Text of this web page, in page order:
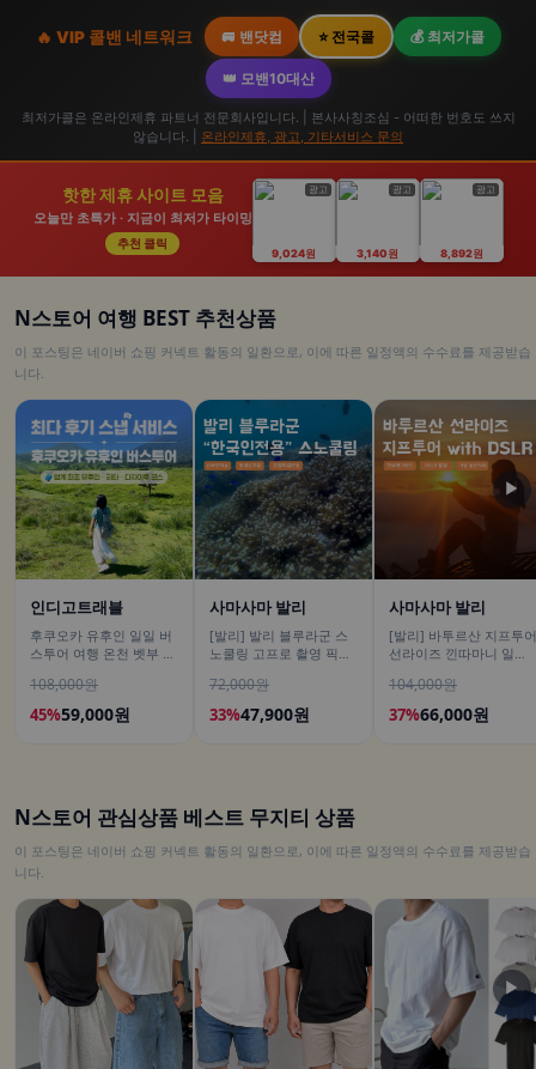
🔥 VIP 콜밴 네트워크 🚐 밴닷컴 ⭐ 전국콜 💰 최저가콜
👑 모밴10대산
최저가콜은 온라인제휴 파트너 전문회사입니다. | 본사사칭조심 - 어떠한 번호도 쓰지
않습니다. | 온라인제휴, 광고, 기타서비스 문의
핫한 제휴 사이트 모음
오늘만 초특가 · 지금이 최저가 타이밍
추천 클릭
광고
9,024원
광고
3,140원
광고
8,892원
N스토어 여행 BEST 추천상품
이 포스팅은 네이버 쇼핑 커넥트 활동의 일환으로, 이에 따른 일정액의 수수료를 제공받습
니다.
인디고트래블
후쿠오카 유후인 일일 버
스투어 여행 온천 벳부 유
108,000원
45%59,000원
사마사마 발리
[발리] 발리 블루라군 스
노쿨링 고프로 촬영 픽업
체험 산호 열대어
72,000원
33%47,900원
사마사마 발리
[발리] 바투르산 지프투어
선라이즈 낀따마니 일출
택시투어
104,000원
37%66,000원
▶
N스토어 관심상품 베스트 무지티 상품
이 포스팅은 네이버 쇼핑 커넥트 활동의 일환으로, 이에 따른 일정액의 수수료를 제공받습
니다.
▶